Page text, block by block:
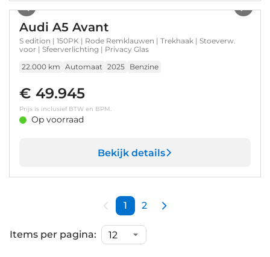
Audi A5 Avant
S edition | 150PK | Rode Remklauwen | Trekhaak | Stoeverw.
voor | Sfeerverlichting | Privacy Glas
22.000 km Automaat 2025 Benzine
€ 49.945
Prijs is inclusief BTW en BPM.
Op voorraad
Bekijk details
1 2
Items per pagina: